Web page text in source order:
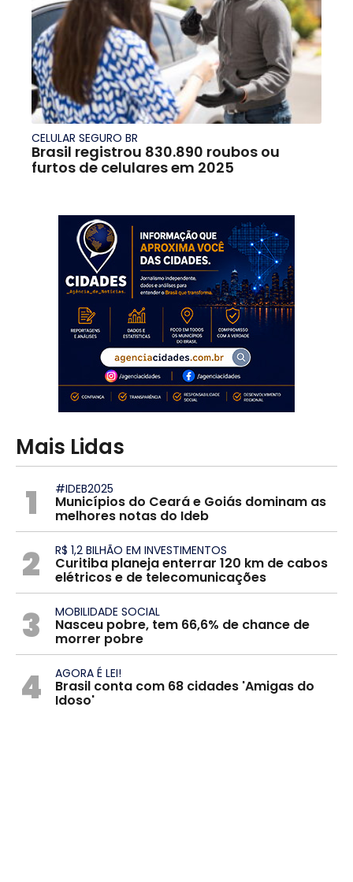
CELULAR SEGURO BR
Brasil registrou 830.890 roubos ou
furtos de celulares em 2025
Mais Lidas
1 #IDEB2025
Municípios do Ceará e Goiás dominam as
melhores notas do Ideb
2 R$ 1,2 BILHÃO EM INVESTIMENTOS
Curitiba planeja enterrar 120 km de cabos
elétricos e de telecomunicações
3 MOBILIDADE SOCIAL
Nasceu pobre, tem 66,6% de chance de
morrer pobre
4 AGORA É LEI!
Brasil conta com 68 cidades 'Amigas do
Idoso'